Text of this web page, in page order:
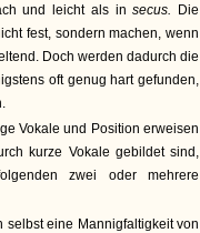
und leicht als insecus.
Die
fest, sondern machen, wenn
Doch werden dadurch die
oft genug hart gefunden,
Vokale und Position erweisen
kurze Vokale gebildet sind,
zwei oder mehrere
eine Mannigfaltigkeit von